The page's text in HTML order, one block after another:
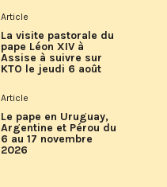
Article
La visite pastorale du
pape Léon XIV à
Assise à suivre sur
KTO le jeudi 6 août
Article
Le pape en Uruguay,
Argentine et Pérou du
6 au 17 novembre
2026